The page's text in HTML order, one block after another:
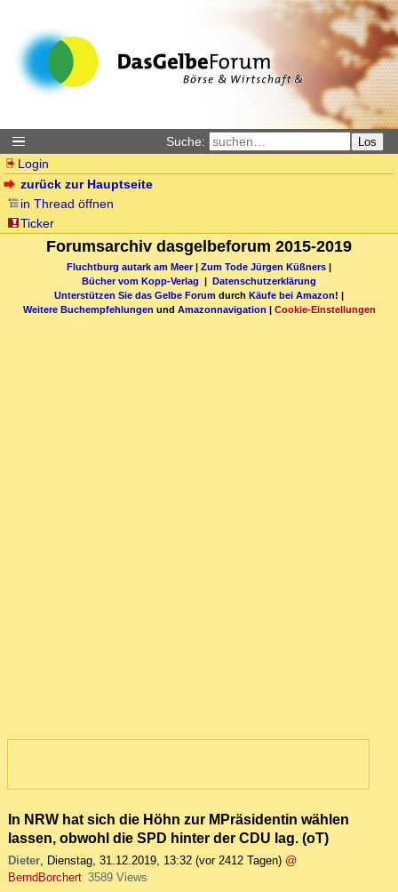
Suche: Los
Login
zurück zur Hauptseite
in Thread öffnen
Ticker
Forumsarchiv dasgelbeforum 2015-2019
Fluchtburg autark am Meer| Zum Tode Jürgen Küßners
Bücher vom Kopp-Verlag |
Datenschutzerklärung
Unterstützen Sie das Gelbe Forum durch Käufe bei Amazon! |
Weitere Buchempfehlungen und Amazonnavigation Cookie-Einstellungen
In NRW hat sich die Höhn zur MPräsidentin wählen
lassen, obwohl die SPD hinter der CDU lag. (oT)
Dieter Dienstag, 31.12.2019, 13:32 (vor 2412 Tagen) @
BerndBorchert 3589 Views